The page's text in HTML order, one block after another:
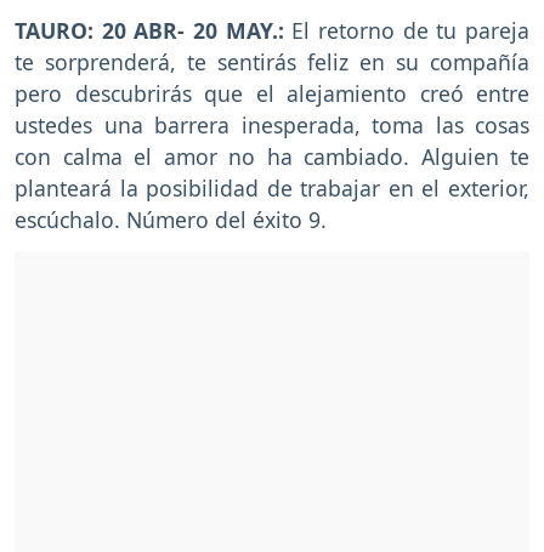
TAURO: 20 ABR- 20 MAY.: El retorno de tu pareja
te sorprenderá, te sentirás feliz en su compañía
pero descubrirás que el alejamiento creó entre
ustedes una barrera inesperada, toma las cosas
con calma el amor no ha cambiado. Alguien te
planteará la posibilidad de trabajar en el exterior,
escúchalo. Número del éxito 9.